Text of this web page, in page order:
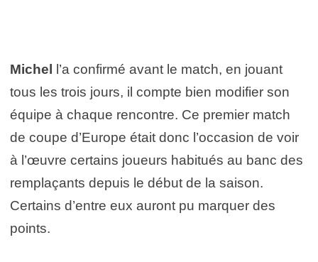
Michel
l’a confirmé avant le match, en jouant
tous les trois jours, il compte bien modifier son
équipe à chaque rencontre. Ce premier match
de coupe d’Europe était donc l’occasion de voir
à l’œuvre certains joueurs habitués au banc des
remplaçants depuis le début de la saison.
Certains d’entre eux auront pu marquer des
points.